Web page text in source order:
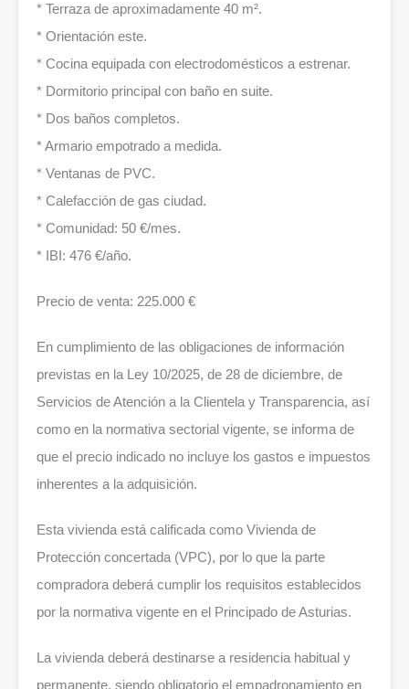
* Terraza de aproximadamente 40 m².
* Orientación este.
* Cocina equipada con electrodomésticos a estrenar.
* Dormitorio principal con baño en suite.
* Dos baños completos.
* Armario empotrado a medida.
* Ventanas de PVC.
* Calefacción de gas ciudad.
* Comunidad: 50 €/mes.
* IBI: 476 €/año.
Precio de venta: 225.000 €
En cumplimiento de las obligaciones de información
previstas en la Ley 10/2025, de 28 de diciembre, de
Servicios de Atención a la Clientela y Transparencia, así
como en la normativa sectorial vigente, se informa de
que el precio indicado no incluye los gastos e impuestos
inherentes a la adquisición.
Esta vivienda está calificada como Vivienda de
Protección concertada (VPC), por lo que la parte
compradora deberá cumplir los requisitos establecidos
por la normativa vigente en el Principado de Asturias.
La vivienda deberá destinarse a residencia habitual y
permanente, siendo obligatorio el empadronamiento en